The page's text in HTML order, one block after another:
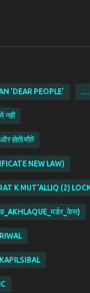
'DEAR PEOPLE'
नहीं
होती मौतें
NEW LAW)
K MUT'ALLIQ (2)